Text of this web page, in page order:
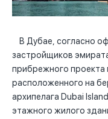
В Дубае, согласно
застройщиков
прибрежного проекта
расположенного на
архипелага Dubai
этажного жилого